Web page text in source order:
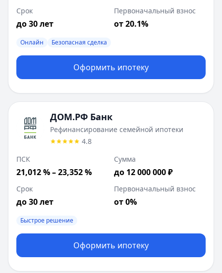
Срок
до 30 лет
Первоначальный взнос
от 20.1%
Онлайн Безопасная сделка
Оформить ипотеку
ДОМ.РФ Банк
Рефинансирование семейной ипотеки
4.8
ПСК
21,012 % – 23,352 %
Сумма
до 12 000 000 ₽
Срок
до 30 лет
Первоначальный взнос
от 0%
Быстрое решение
Оформить ипотеку